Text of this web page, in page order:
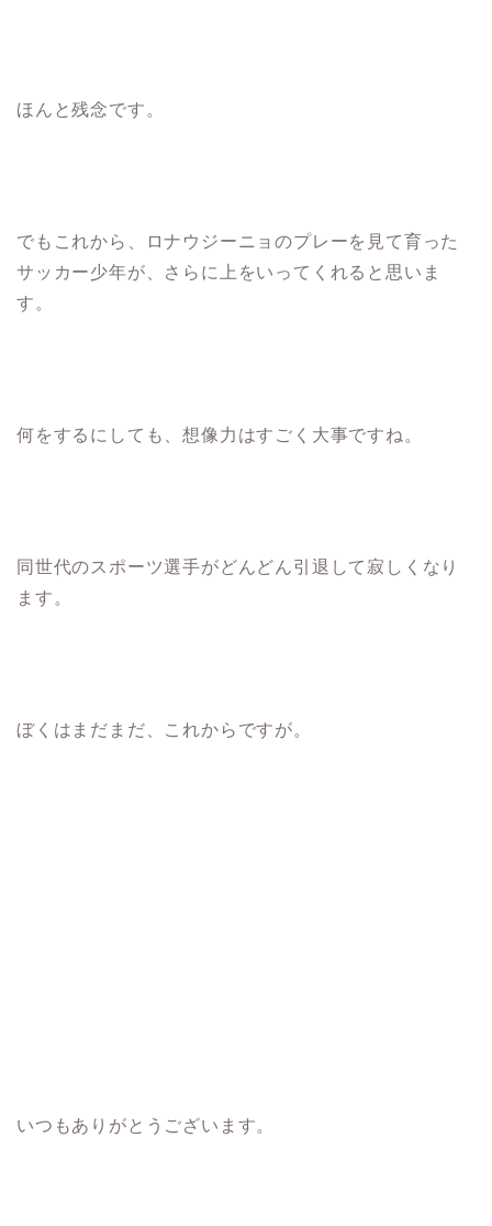
ほんと残念です。
でもこれから、ロナウジーニョのプレーを見て育った
サッカー少年が、さらに上をいってくれると思いま
す。
何をするにしても、想像力はすごく大事ですね。
同世代のスポーツ選手がどんどん引退して寂しくなり
ます。
ぼくはまだまだ、これからですが。
いつもありがとうございます。